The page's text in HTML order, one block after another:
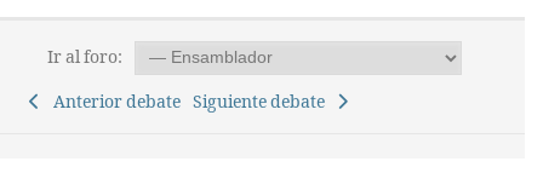
Ir al foro:
Anterior debate Siguiente debate